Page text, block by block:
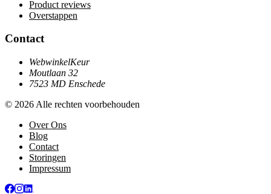
Product reviews
Overstappen
Contact
WebwinkelKeur
Moutlaan 32
7523 MD Enschede
© 2026 Alle rechten voorbehouden
Over Ons
Blog
Contact
Storingen
Impressum